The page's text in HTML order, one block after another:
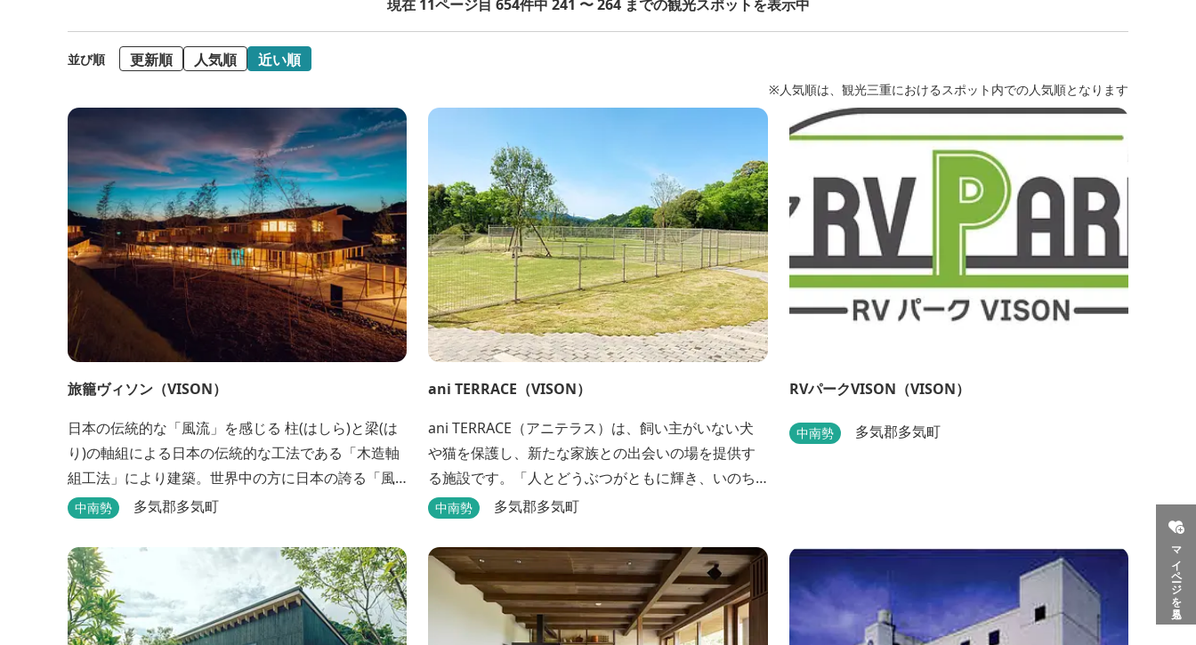
マイページを見る
現在 11ページ目 654件中 241 〜 264 までの観光スポットを表示中
並び順 更新順 人気順 近い順
※人気順は、観光三重におけるスポット内での人気順となります
旅籠ヴィソン（VISON）
日本の伝統的な「風流」を感じる 柱(はしら)と梁(は
り)の軸組による日本の伝統的な工法である「木造軸
組工法」により建築。世界中の方に日本の誇る「風
流」を体験して頂けるよう窓際など細かいディテー
階に入居するテナントプロデュースにより洗練され
た世界観を各客室でお楽しみいただけ...
中南勢 多気郡多気町
ani TERRACE（VISON）
ani TERRACE（アニテラス）は、飼い主がいない犬
や猫を保護し、新たな家族との出会いの場を提供す
る施設です。「人とどうぶつがともに輝き、いのち
を照らす」をコンセプトに、ペット保険事業を行う
は、飼い主様と一緒にVISONへ訪れたペットを一時
的にお預かりするペットホテルをご用意しているほ
か、広々...
中南勢 多気郡多気町
RVパークVISON（VISON）
中南勢 多気郡多気町